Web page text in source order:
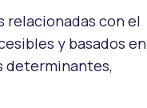
relacionadas con el
y basados en
determinantes,